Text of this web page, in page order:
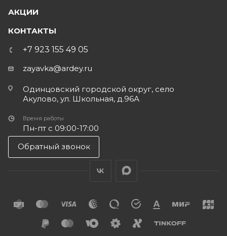
АКЦИИ
КОНТАКТЫ
+7 923 155 49 05
zayavka@ardey.ru
Одинцовский городской округ, село
Акулово, ул. Школьная, д.96А
Время работы
Пн-пт с 09:00-17:00
Обратный звонок